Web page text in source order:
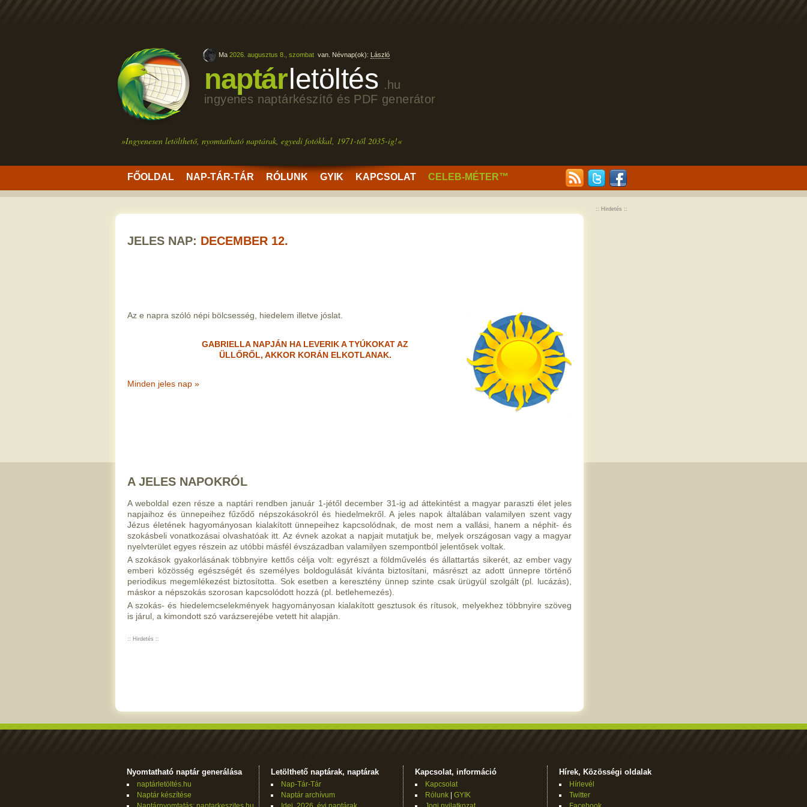
naptárletöltés .hu
ingyenes naptárkészítő és PDF generátor
»Ingyenesen letölthető, nyomtatható naptárak, egyedi fotókkal, 1971-től 2035-ig!«
FŐOLDAL NAP-TÁR-TÁR RÓLUNK GYIK KAPCSOLAT CELEB-MÉTER™
Ma 2026. augusztus 8., szombat van. Névnap(ok): László
JELES NAP: DECEMBER 12.
Az e napra szóló népi bölcsesség, hiedelem illetve jóslat.
GABRIELLA NAPJÁN HA LEVERIK A TYÚKOKAT AZ
ÜLLŐRŐL, AKKOR KORÁN ELKOTLANAK.
Minden jeles nap »
A JELES NAPOKRÓL
A weboldal ezen része a naptári rendben január 1-jétől december 31-ig ad áttekintést a magyar paraszti élet jeles
napjaihoz és ünnepeihez fűződő népszokásokról és hiedelmekről. A jeles napok általában valamilyen szent vagy
Jézus életének hagyományosan kialakított ünnepeihez kapcsolódnak, de most nem a vallási, hanem a néphit- és
szokásbeli vonatkozásai olvashatóak itt. Az évnek azokat a napjait mutatjuk be, melyek országosan vagy a magyar
nyelvterület egyes részein az utóbbi másfél évszázadban valamilyen szempontból jelentősek voltak.
A szokások gyakorlásának többnyire kettős célja volt: egyrészt a földművelés és állattartás sikerét, az ember vagy
emberi közösség egészségét és személyes boldogulását kívánta biztosítani, másrészt az adott ünnepre történő
periodikus megemlékezést biztosította. Sok esetben a keresztény ünnep szinte csak ürügyül szolgált (pl. lucázás),
máskor a népszokás szorosan kapcsolódott hozzá (pl. betlehemezés).
A szokás- és hiedelemcselekmények hagyományosan kialakított gesztusok és rítusok, melyekhez többnyire szöveg
is járul, a kimondott szó varázserejébe vetett hit alapján.
:: Hirdetés ::
:: Hirdetés ::
Nyomtatható naptár generálása
naptárletöltés.hu
Naptár készítése
Letölthető naptárak, naptárak
Nap-Tár-Tár
Naptár archívum
Kapcsolat, információ
Kapcsolat
Rólunk
GYIK
Hírek, Közösségi oldalak
Hírlevél
Twitter